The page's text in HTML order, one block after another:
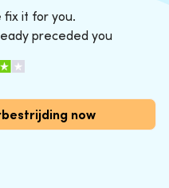
fix it for you.
preceded you
now